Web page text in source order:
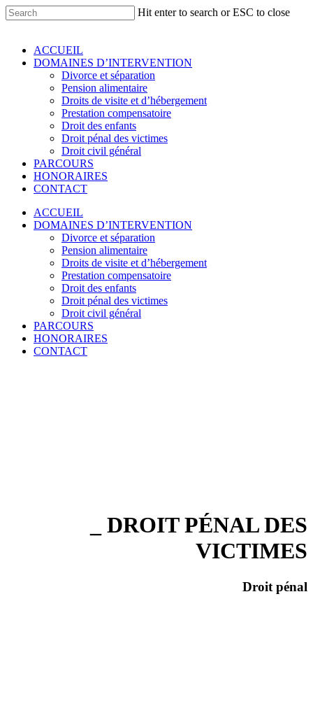
Skip
to
content
Hit enter to search or ESC to close
Menu
ACCUEIL
DOMAINES D’INTERVENTION
Divorce et séparation
Pension alimentaire
Droits de visite et d’hébergement
Prestation compensatoire
Droit des enfants
Droit pénal des victimes
Droit civil général
PARCOURS
HONORAIRES
CONTACT
ACCUEIL
DOMAINES D’INTERVENTION
Divorce et séparation
Pension alimentaire
Droits de visite et d’hébergement
Prestation compensatoire
Droit des enfants
Droit pénal des victimes
Droit civil général
PARCOURS
HONORAIRES
CONTACT
_ DROIT PÉNAL DES
VICTIMES
Droit pénal